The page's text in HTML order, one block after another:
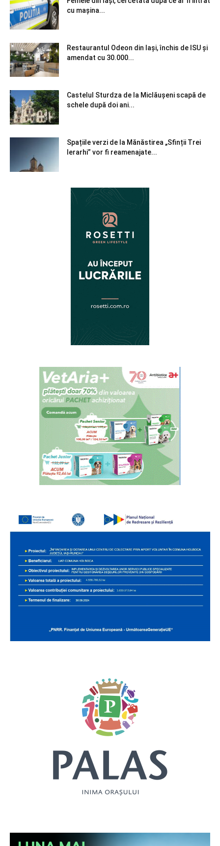
cu mașina...
Restaurantul Odeon din Iași, închis de ISU și
amendat cu 30.000...
Castelul Sturdza de la Miclăușeni scapă de
schele după doi ani...
Spațiile verzi de la Mănăstirea „Sfinții Trei
Ierarhi” vor fi reamenajate...